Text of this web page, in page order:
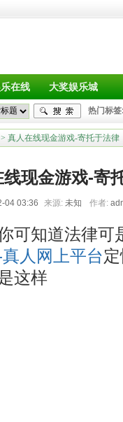
在线 大奖娱乐城
热门标
> 真人在线现金游戏-寄托于法律
现金游戏-寄
04 03:36 来源: 未知 作者:
可知道法律可
人网上平台
这样